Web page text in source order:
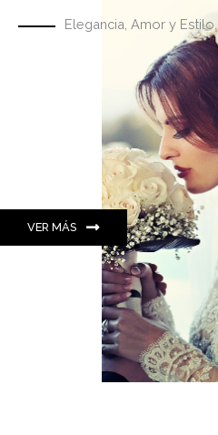
Elegancia, Amor y Estilo.
VER MÁS